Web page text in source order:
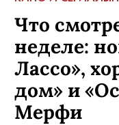
Что
неделе:
Лассо»,
дом» и
Мерфи